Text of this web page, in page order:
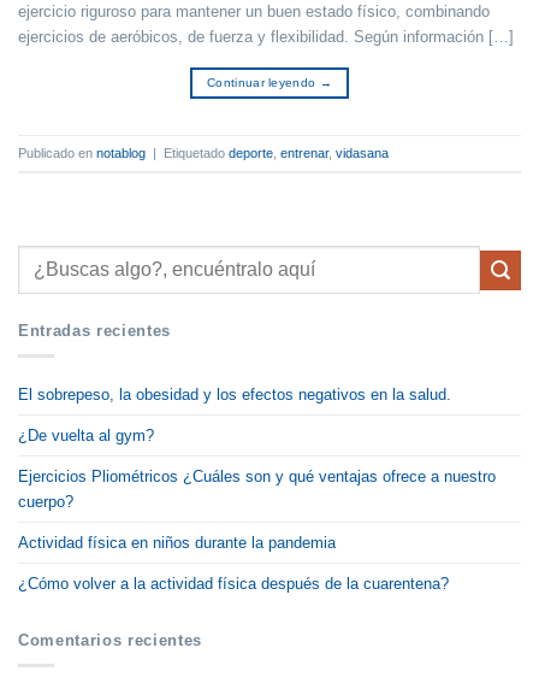
ejercicio riguroso para mantener un buen estado físico, combinando
ejercicios de aeróbicos, de fuerza y flexibilidad. Según información […]
Continuar leyendo →
Publicado en notablog | Etiquetado deporte entrenar, vidasana
Entradas recientes
El sobrepeso, la obesidad y los efectos negativos en la salud.
¿De vuelta al gym?
Ejercicios Pliométricos ¿Cuáles son y qué ventajas ofrece a nuestro
cuerpo?
Actividad física en niños durante la pandemia
¿Cómo volver a la actividad física después de la cuarentena?
Comentarios recientes